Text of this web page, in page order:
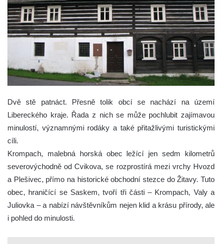
Dvě stě patnáct. Přesně tolik obcí se nachází na území
Libereckého kraje. Řada z nich se může pochlubit zajímavou
minulostí, významnými rodáky a také přitažlivými turistickými
cíli.
Krompach, malebná horská obec ležící jen sedm kilometrů
severovýchodně od Cvikova, se rozprostírá mezi vrchy Hvozd
a Plešivec, přímo na historické obchodní stezce do Žitavy. Tuto
obec, hraničící se Saskem, tvoří tři části – Krompach, Valy a
Juliovka – a nabízí návštěvníkům nejen klid a krásu přírody, ale
i pohled do minulosti.